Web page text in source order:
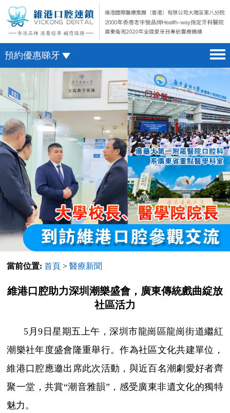
預約優惠睇牙
首頁 home page
醫院簡介 hospital introduction
醫生介紹 doctor introduction
醫療新聞 medical news
種植牙 dental implant
箍牙 orthodontics
收費標準 change standard
預約牙醫 contact us
微信預約
WhatsApp預約
當前位置: 首頁 >醫療新聞
維港口腔助力深圳潮樂盛會，廣東傳統戲曲綻放
社區活力
5月9日星期五上午，深圳市龍崗區龍崗街道繼紅
潮樂社年度盛會隆重舉行。作為社區文化共建單位，
維港口腔應邀出席此次活動，與近百名潮劇愛好者齊
聚一堂，共賞“潮音雅韻”，感受廣東非遺文化的獨特
魅力。